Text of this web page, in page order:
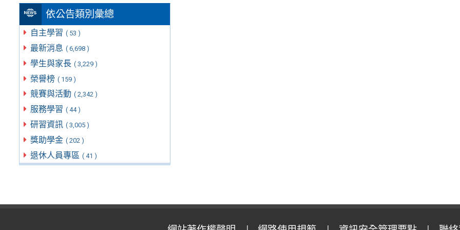
依公告類別彙總
自主學習 ( 53 )
最新消息 ( 6,698 )
學生與家長 ( 3,229 )
榮譽榜 ( 159 )
競賽與活動 ( 2,342 )
服務學習 ( 44 )
研習資訊 ( 3,005 )
獎助學金 ( 202 )
退休人員專區 ( 41 )